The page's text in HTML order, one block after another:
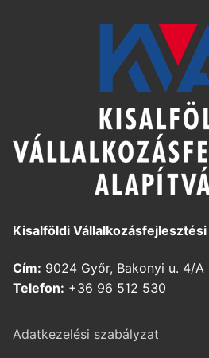
Kisalföldi
Cím: 9024 Győr, Bakonyi u. 4/A
Telefon: +36 96 512 530
Adatkezelési szabályzat